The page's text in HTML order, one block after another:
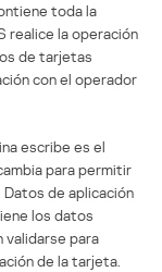
toda la
realice la operación
de tarjetas
con el operador
escribe es el
para permitir
de aplicación
los datos
validarse para
de la tarjeta.